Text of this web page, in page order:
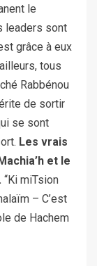
le
leaders sont
grâce à eux
tous
Rabbénou
de sortir
se sont
Les vrais
et le
“Ki miTsion
– C’est
de Hachem